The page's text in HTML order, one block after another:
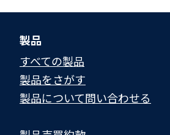
製品
すべての製品
製品をさがす
製品について問い合わせる​